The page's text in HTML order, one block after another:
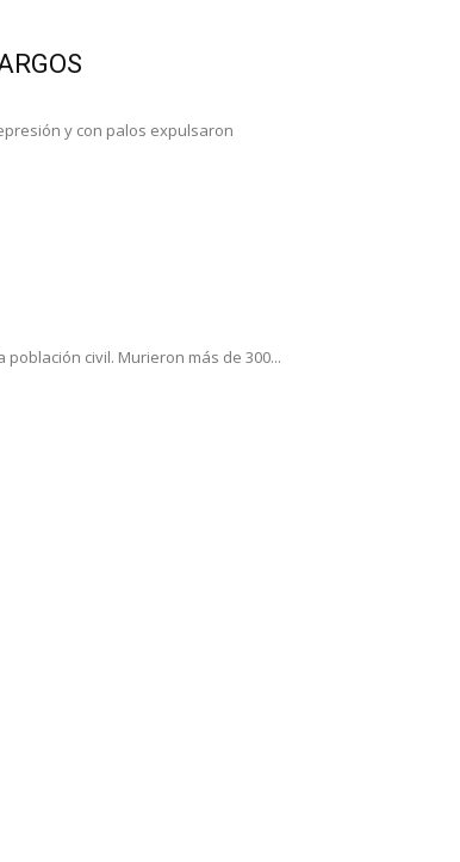
y con palos expulsaron
civil. Murieron más de 300...